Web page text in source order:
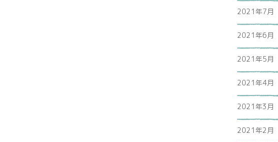
2021年7月
2021年6月
2021年5月
2021年4月
2021年3月
2021年2月